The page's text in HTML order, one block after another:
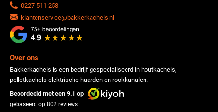
0227-511 258
klantenservice@bakkerkachels.nl
Over ons
Bakkerkachels is een bedrijf gespecialiseerd in houtkachels,
pelletkachels elektrische haarden en rookkanalen.
Beoordeeld met een 9.1 op
gebaseerd op 802 reviews